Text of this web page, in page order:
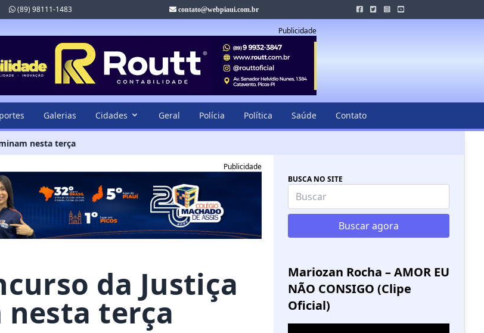
(89) 98111-1483 contato@webpiaui.com.br
Publicidade
Galerias Cidades Geral Polícia Política Saúde Contato
nesta terça
Publicidade
da Justiça
terça
BUSCA NO SITE
Buscar agora
Mariozan Rocha – AMOR EU
NÃO CONSIGO (Clipe
Oficial)